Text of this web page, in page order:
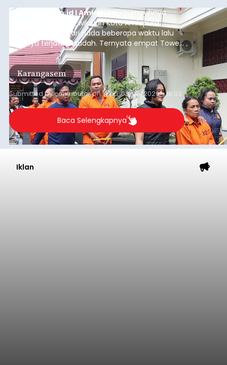
balitribune.co.id I Amlapura -Lumpuhnya
jaringan internet di wilayah Kota Amlapura
selama berhari-hari pada beberapa waktu lalu
akhirnya terjawab sudah. Ternyata empat Tower
BTS Seluler yang berada di lokasi berbeda di
wilayah Karangasem telah dibobol maling,
dimana bagian modul penguat signal yang
berada di Tower BTS Seluler itu hilang dicuri.
Karangasem
Submitted bycontributoronWed, 08/05/2026 - 18:03
Baca Selengkapnya
Iklan